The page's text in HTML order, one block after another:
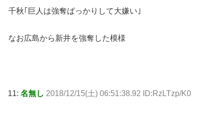
千秋｢巨人は強奪ばっかりして大嫌い｣
なお広島から新井を強奪した模様
11: 名無し 2018/12/15(土) 06:51:38.92 ID:RzLTzp/K0